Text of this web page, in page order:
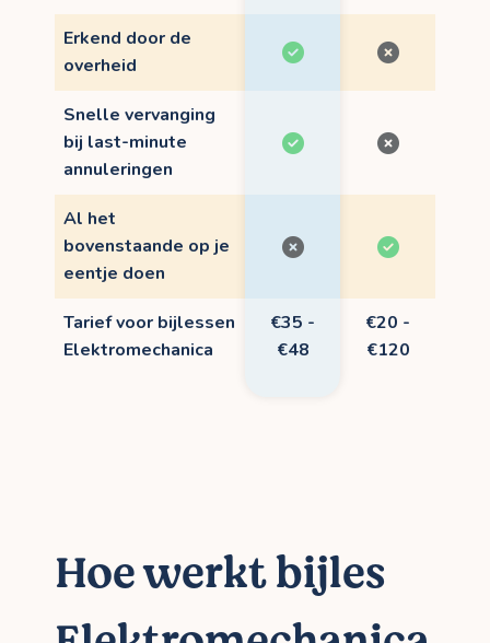
Erkend door de
overheid
Snelle vervanging
bij last-minute
annuleringen
Al het
bovenstaande op je
eentje doen
Tarief voor bijlessen
Elektromechanica
€35 -
€48
€20 -
€120
Hoe werkt bijles